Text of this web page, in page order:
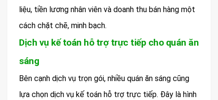
liệu, tiền lương nhân viên và doanh thu bán hàng một
cách chặt chẽ, minh bạch.
Dịch vụ kế toán hỗ trợ trực tiếp cho quán ăn
sáng
Bên cạnh dịch vụ trọn gói, nhiều quán ăn sáng cũng
lựa chọn dịch vụ kế toán hỗ trợ trực tiếp. Đây là hình